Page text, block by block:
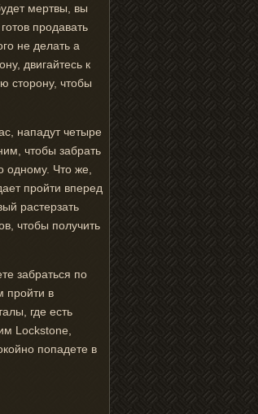
мертвы, вы
продавать
не делать а
двигайтесь к
сторону, чтобы
нападут четыре
чтобы забрать
одному. Что же,
пройти вперед
растерзать
чтобы получить
забраться по
пройти в
где есть
Lockstone,
попадете в